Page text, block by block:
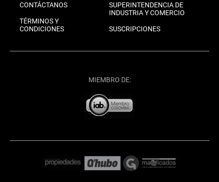
CONTÁCTANOS
TÉRMINOS Y
CONDICIONES
SUPERINTENDENCIA DE
INDUSTRIA Y COMERCIO
SUSCRIPCIONES
MIEMBRO DE: